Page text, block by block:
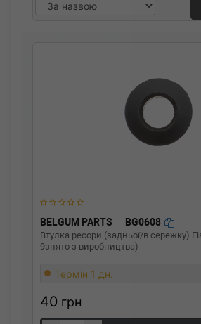
BELGUM PARTS BG0608
Втулка ресори (задньої/в сережку)
9знято з виробництва)
Термін 1 дн.
40 грн